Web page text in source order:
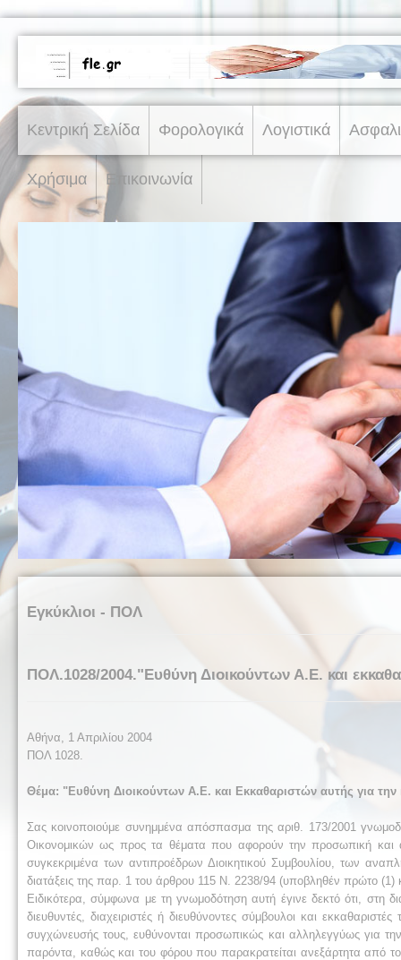
Κεντρική Σελίδα Φορολογικά Λογιστικά
Χρήσιμα Επικοινωνία
Εγκύκλιοι - ΠΟΛ
ΠΟΛ.1028/2004."Ευθύνη Διοικούντων Α.Ε. και
Αθήνα, 1 Απριλίου 2004
ΠΟΛ 1028.
Θέμα: " Ευθύνη Διοικούντων Α.Ε. και Εκκαθαριστών αυτής για
Σας κοινοποιούμε συνημμένα απόσπασμα της αριθ. 173/2001
Οικονομικών ως προς τα θέματα που αφορούν την προσωπική και
συγκεκριμένα των αντιπροέδρων Διοικητικού Συμβουλίου, των
διατάξεις της παρ. 1 του άρθρου 115 Ν. 2238/94 (υποβληθέν πρώτο (1)
Ειδικότερα, σύμφωνα με τη γνωμοδότηση αυτή έγινε δεκτό ότι,
διευθυντές, διαχειριστές ή διευθύνοντες σύμβουλοι και
συγχώνευσής τους, ευθύνονται προσωπικώς και αλληλεγγύως για
παρόντα, καθώς και του φόρου που παρακρατείται ανεξάρτητα